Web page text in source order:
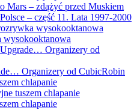
Mars – zdążyć przed Muskiem
– część 11. Lata 1997-2000
wysokooktanowa
wysokooktanowa
Organizery od
Organizery od CubicRobin
chlapanie
tuszem chlapanie
chlapanie